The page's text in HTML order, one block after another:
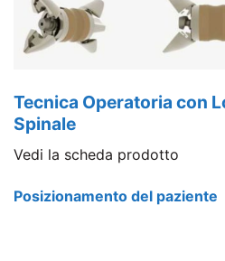
Tecnica Operatoria con
Spinale
Vedi la scheda prodotto
Posizionamento del paziente